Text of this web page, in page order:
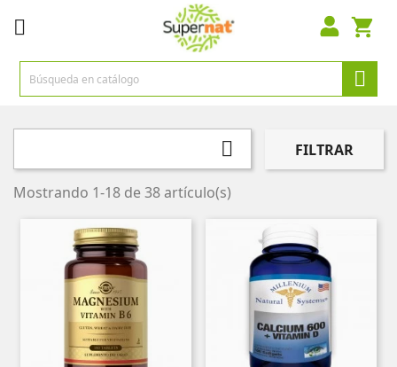


 FILTRAR
Mostrando 1-18 de 38 artículo(s)